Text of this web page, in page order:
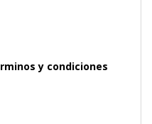
y condiciones